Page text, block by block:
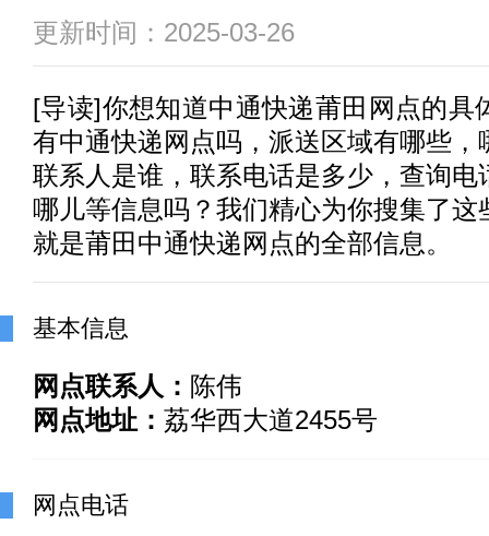
更新时间：2025-03-26
[导读]你想知道中通快递莆田网点的具
有中通快递 网点吗，派送区域有哪些
联系人是谁，联系电话是多少，查询电
哪儿等信息吗？我们精心为你搜集了这
就是莆田中通快递网点的全部信息。
基本信息
网点联系人： 陈伟
网点地址： 荔华西大道2455号
网点电话